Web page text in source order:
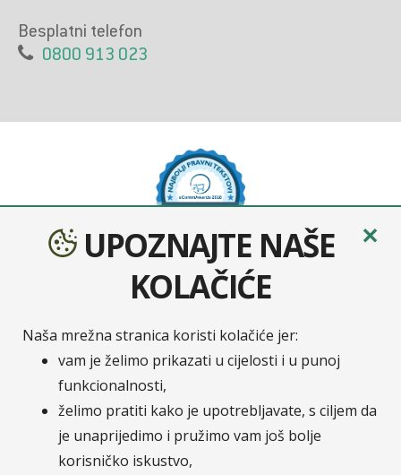
Besplatni telefon
0800 913 023
Sava osiguranjeje moderno osigurateljno društvo
nastalo udruživanjem četiri europska osiguratelja:
Velebit osiguranje, Velebit životno osiguranje,
Zavarovalnica Tilia i Zavarovalnica Maribor. Na
hrvatskom tržištu Zavarovalnica Sava, d.d. / Sava
osiguranje, d.d. posluje putem svoje podružnice
✕
UPOZNAJTE NAŠE
KOLAČIĆE
Naša mrežna stranica koristi kolačiće jer:
vam je želimo prikazati u cijelosti i u punoj
funkcionalnosti,
želimo pratiti kako je upotrebljavate, s ciljem da
je unaprijedimo i pružimo vam još bolje
korisničko iskustvo,